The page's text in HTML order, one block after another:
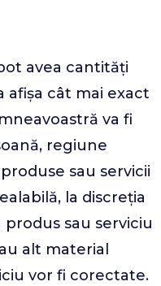
avea cantități
cât mai exact
va fi
regiune
sau servicii
la discreția
sau serviciu
alt material
vor fi corectate.